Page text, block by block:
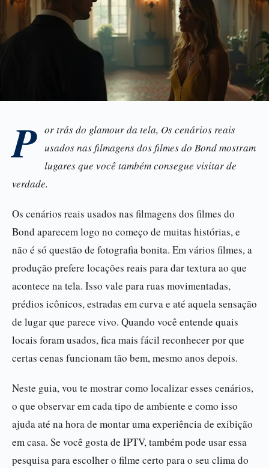
P or trás do glamour da tela, Os cenários reais
usados nas filmagens dos filmes do Bond mostram
lugares que você também consegue visitar de
verdade.
Os cenários reais usados nas filmagens dos filmes do
Bond aparecem logo no começo de muitas histórias, e
não é só questão de fotografia bonita. Em vários filmes, a
produção prefere locações reais para dar textura ao que
acontece na tela. Isso vale para ruas movimentadas,
prédios icônicos, estradas em curva e até aquela sensação
de lugar que parece vivo. Quando você entende quais
locais foram usados, fica mais fácil reconhecer por que
certas cenas funcionam tão bem, mesmo anos depois.
Neste guia, vou te mostrar como localizar esses cenários,
o que observar em cada tipo de ambiente e como isso
ajuda até na hora de montar uma experiência de exibição
em casa. Se você gosta de IPTV, também pode usar essa
pesquisa para escolher o filme certo para o seu clima do